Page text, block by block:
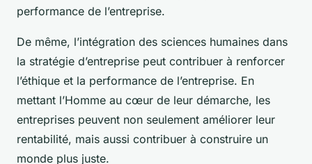
performance de l’entreprise.
De même, l’intégration des sciences humaines dans
la stratégie d’entreprise peut contribuer à renforcer
l’éthique et la performance de l’entreprise. En
mettant l’Homme au cœur de leur démarche, les
entreprises peuvent non seulement améliorer leur
rentabilité, mais aussi contribuer à construire un
monde plus juste.